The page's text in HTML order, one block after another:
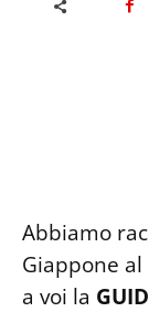
Abbiamo
Giappone al
a voi la